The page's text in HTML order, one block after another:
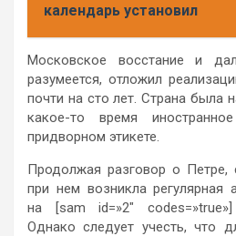
календарь установил
Московское восстание и
разумеется, отложил
почти на сто лет. Страна была
какое-то время
придворном этикете.
Продолжая разговор о Петре,
при нем возникла регулярная
на [sam id=»2″
Однако следует учесть, что